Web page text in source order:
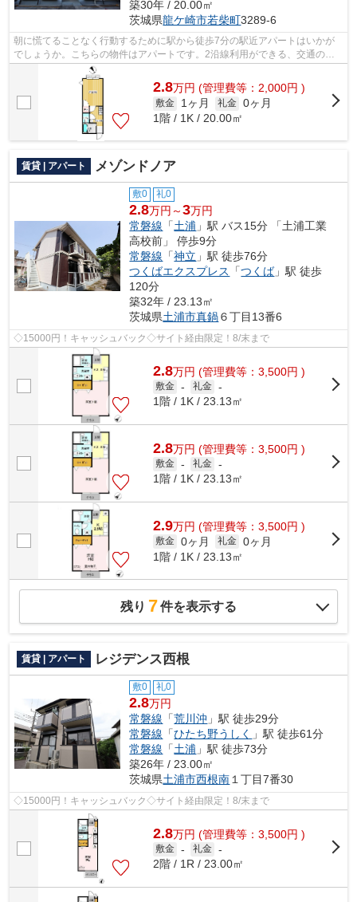
築30年 / 20.00㎡
茨城県龍ケ崎市若柴町3289-6
朝に慌てることなく行動するために駅から徒歩7分の駅近アパートはいかが
でしょうか。こちらの物件はアパートです。2沿線利用ができる、交通の便
の良い物件です。アパートマンション館...
2.8万円 (管理費等：2,000円 )
敷金 1ヶ月 礼金 0ヶ月
1階 / 1K / 20.00㎡
賃貸 | アパート メゾンドノア
敷0 礼0
2.8万円～3万円
常磐線 「土浦 」駅 バス15分 「土浦工業
高校前」 停歩9分
常磐線 「神立 」駅 徒歩76分
つくばエクスプレス
「つくば」駅 徒歩
120分
築32年 / 23.13㎡
茨城県土浦市真鍋６丁目13番6
◇15000円！キャッシュバック◇サイト経由限定！8/末まで
2.8万円 (管理費等：3,500円 )
敷金 - 礼金 -
1階 / 1K / 23.13㎡
2.8万円 (管理費等：3,500円 )
敷金 - 礼金 -
1階 / 1K / 23.13㎡
2.9万円 (管理費等：3,500円 )
敷金 0ヶ月 礼金 0ヶ月
1階 / 1K / 23.13㎡
残り 7件を表示する
賃貸 | アパート レジデンス西根
敷0 礼0
2.8万円
常磐線 「荒川沖 」駅 徒歩29分
常磐線 「ひたち野うしく
」駅 徒歩61分
常磐線 「土浦 」駅 徒歩73分
築26年 / 23.00㎡
茨城県土浦市西根南 １丁目7番30
◇15000円！キャッシュバック◇サイト経由限定！8/末まで
2.8万円 (管理費等：3,500円 )
敷金 - 礼金 -
2階 / 1R / 23.00㎡